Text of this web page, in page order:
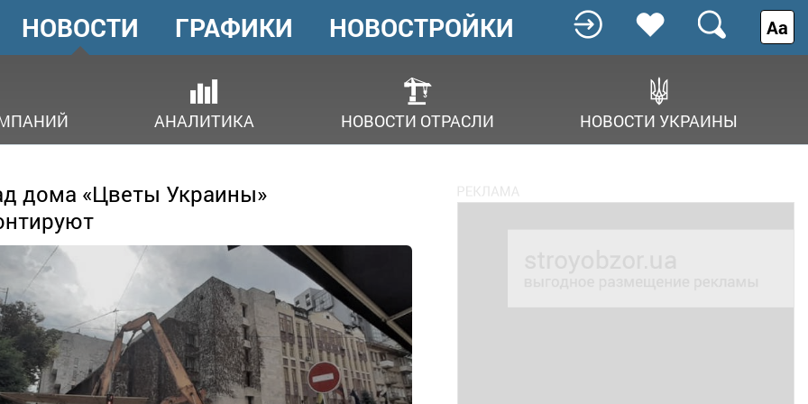
ГОЛОВНЕ
МЕНЮ
НОВОСТИ
АНАЛИТИКА НОВОСТИ ОТРАСЛИ НОВОСТИ УКРАИНЫ
ГРАФИКИ НОВОСТРОЙКИ Аа
дома «Цветы Украины»